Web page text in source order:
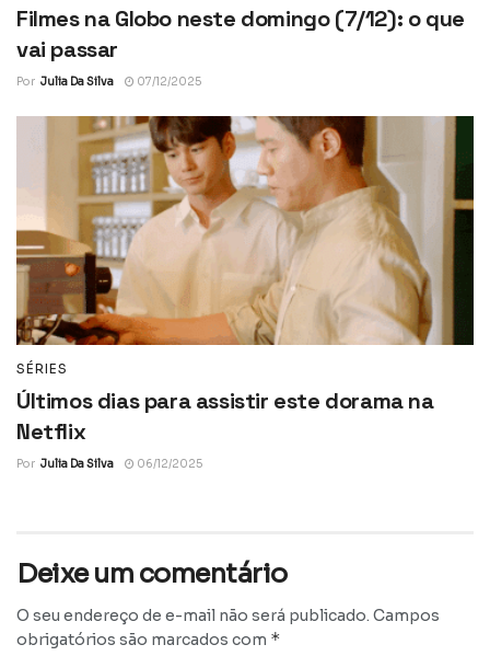
Filmes na Globo neste domingo (7/12): o que
vai passar
Por Julia Da Silva 07/12/2025
SÉRIES
Últimos dias para assistir este dorama na
Netflix
Por Julia Da Silva 06/12/2025
Deixe um comentário
O seu endereço de e-mail não será publicado. Campos
obrigatórios são marcados com *